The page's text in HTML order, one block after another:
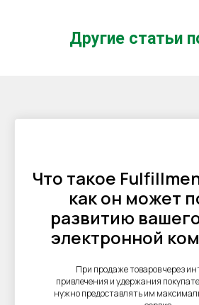
Другие статьи
Что такое
как он может
развитию
электронной
При продаже товаров через
привлечения и удержания
нужно предоставлять им
г. Москва, 1-я
Измайловского
Зверинца, д.8
Адрес
Личный кабинет
Карта сайта
Фулфилмент для
а остальное возьмём на себя